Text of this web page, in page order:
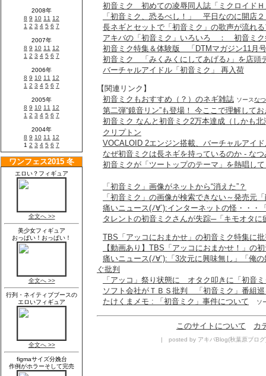
初音ミク 初めての凌辱同人誌「ミクロイドＨ
「初音ミク、恐るべし！」 平日なのに開店
長ネギとセットで「初音ミク」の歌声が流れ
アキバの「初音ミク」いろいろ ： 初音ミク
初音ミク特集＆体験版 「DTMマガジン11月
初音ミク 「みくみくにしてあげる♪」を店頭
バーチャルアイドル「初音ミク」 再入荷
【関連リンク】
初音ミクもおすすめ（？）のネギ雑誌 ソースな
第二弾“鏡音リン”も登場！ 今ここで理解して
初音ミク なんと初音ミク2万本達成（しかも北
クリプトン
VOCALOID 2エンジン搭載、バーチャルアイ
なぜ初音ミクは長ネギを持っているのか - な
初音ミクが「ツートップのテーマ」を熱唱し
「初音ミク」画像がネットから“消えた”？
「初音ミク」の画像が検索できない～発売元
痛いニュース(ﾉ∀`):インターネットの怪・・・
タレントの初音ミクさんが失踪─「キモオタ
TBS「アッコにおまかせ」の初音ミク特集に
【動画あり】TBS「アッコにおまかせ！」の
痛いニュース(ﾉ∀`):「3次元に興味無し」「俺
ぐ批判
「アッコ」祭り状態に オタク叩きに「初音
ソフト会社がＴＢＳ批判 「初音ミク」番組
たけくまメモ : 「初音ミク」事件について
ソ
このサイトについて カ
| posted by アキバBlog(秋葉原ブロ